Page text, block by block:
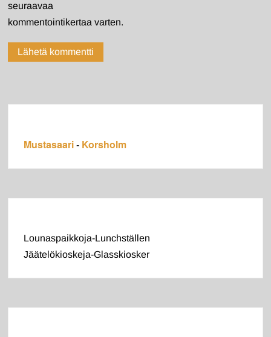
seuraavaa
kommentointikertaa varten.
Mustasaari - Korsholm
Lounaspaikkoja-Lunchställen
Jäätelökioskeja-Glasskiosker